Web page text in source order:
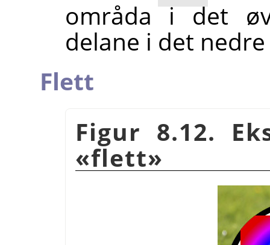
områda i det
delane i det
Flett
Figur 8.12.
«flett»